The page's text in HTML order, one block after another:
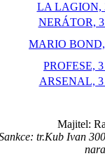
LA LAGION,
NERÁTOR,
MARIO BOND,
PROFESE,
ARSENAL, 3
Majitel:
tr.Kub Ivan